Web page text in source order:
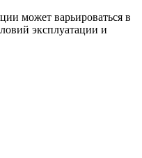
может варьироваться в
эксплуатации и